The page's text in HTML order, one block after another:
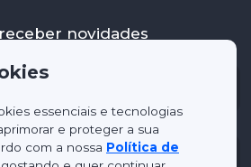
novidades
essenciais e tecnologias
e proteger a sua
com a nossa Política de